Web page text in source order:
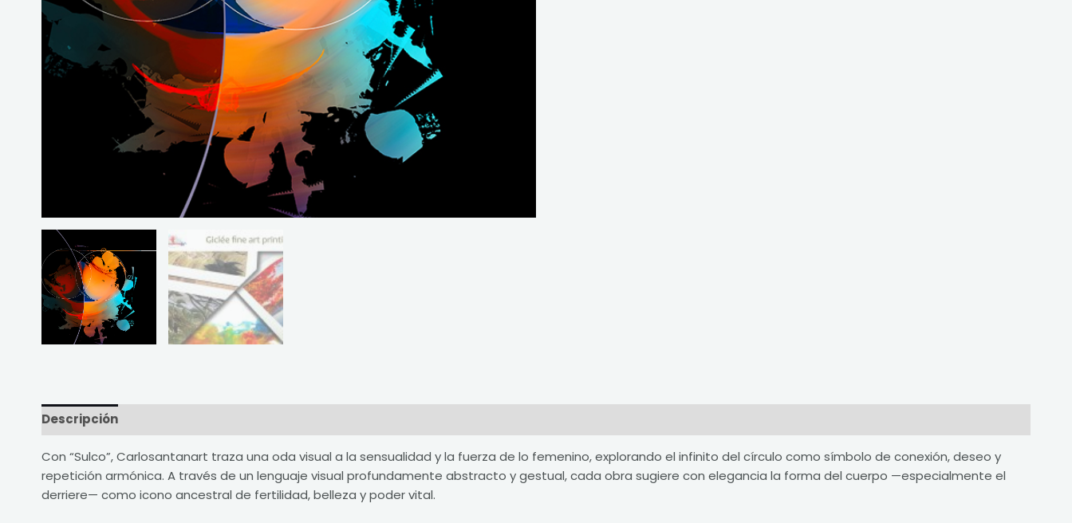
Descripción
Con “Sulco”, Carlosantanart traza una oda visual a la sensualidad y la fuerza de lo femenino, explorando el infinito del círculo como símbolo de conexión, deseo y
repetición armónica. A través de un lenguaje visual profundamente abstracto y gestual, cada obra sugiere con elegancia la forma del cuerpo —especialmente el
derriere— como icono ancestral de fertilidad, belleza y poder vital.